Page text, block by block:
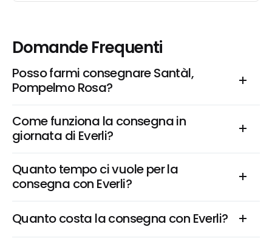
Domande Frequenti
Posso farmi consegnare Santàl,
Pompelmo Rosa?
Come funziona la consegna in
giornata di Everli?
Quanto tempo ci vuole per la
consegna con Everli?
Quanto costa la consegna con Everli?